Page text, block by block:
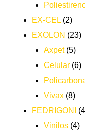
EX-CEL (2)
EXOLON (23)
Axpet(5)
Celular (6)
Vivax (8)
FEDRIGONI
Vinilos (4)